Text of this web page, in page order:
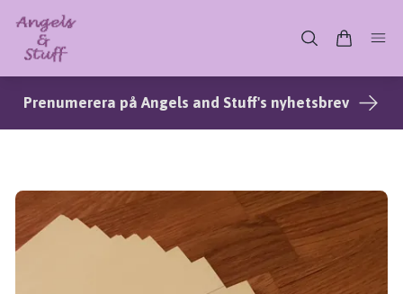
Prenumerera på Angels and Stuff's nyhetsbrev